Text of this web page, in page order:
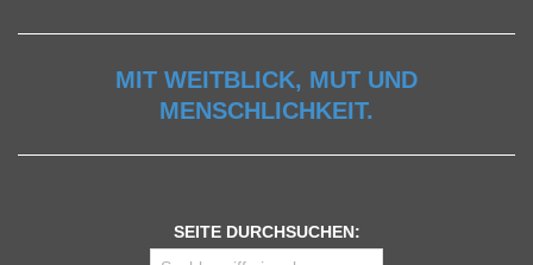
MIT WEITBLICK, MUT UND
MENSCHLICHKEIT.
SEITE DURCHSUCHEN: